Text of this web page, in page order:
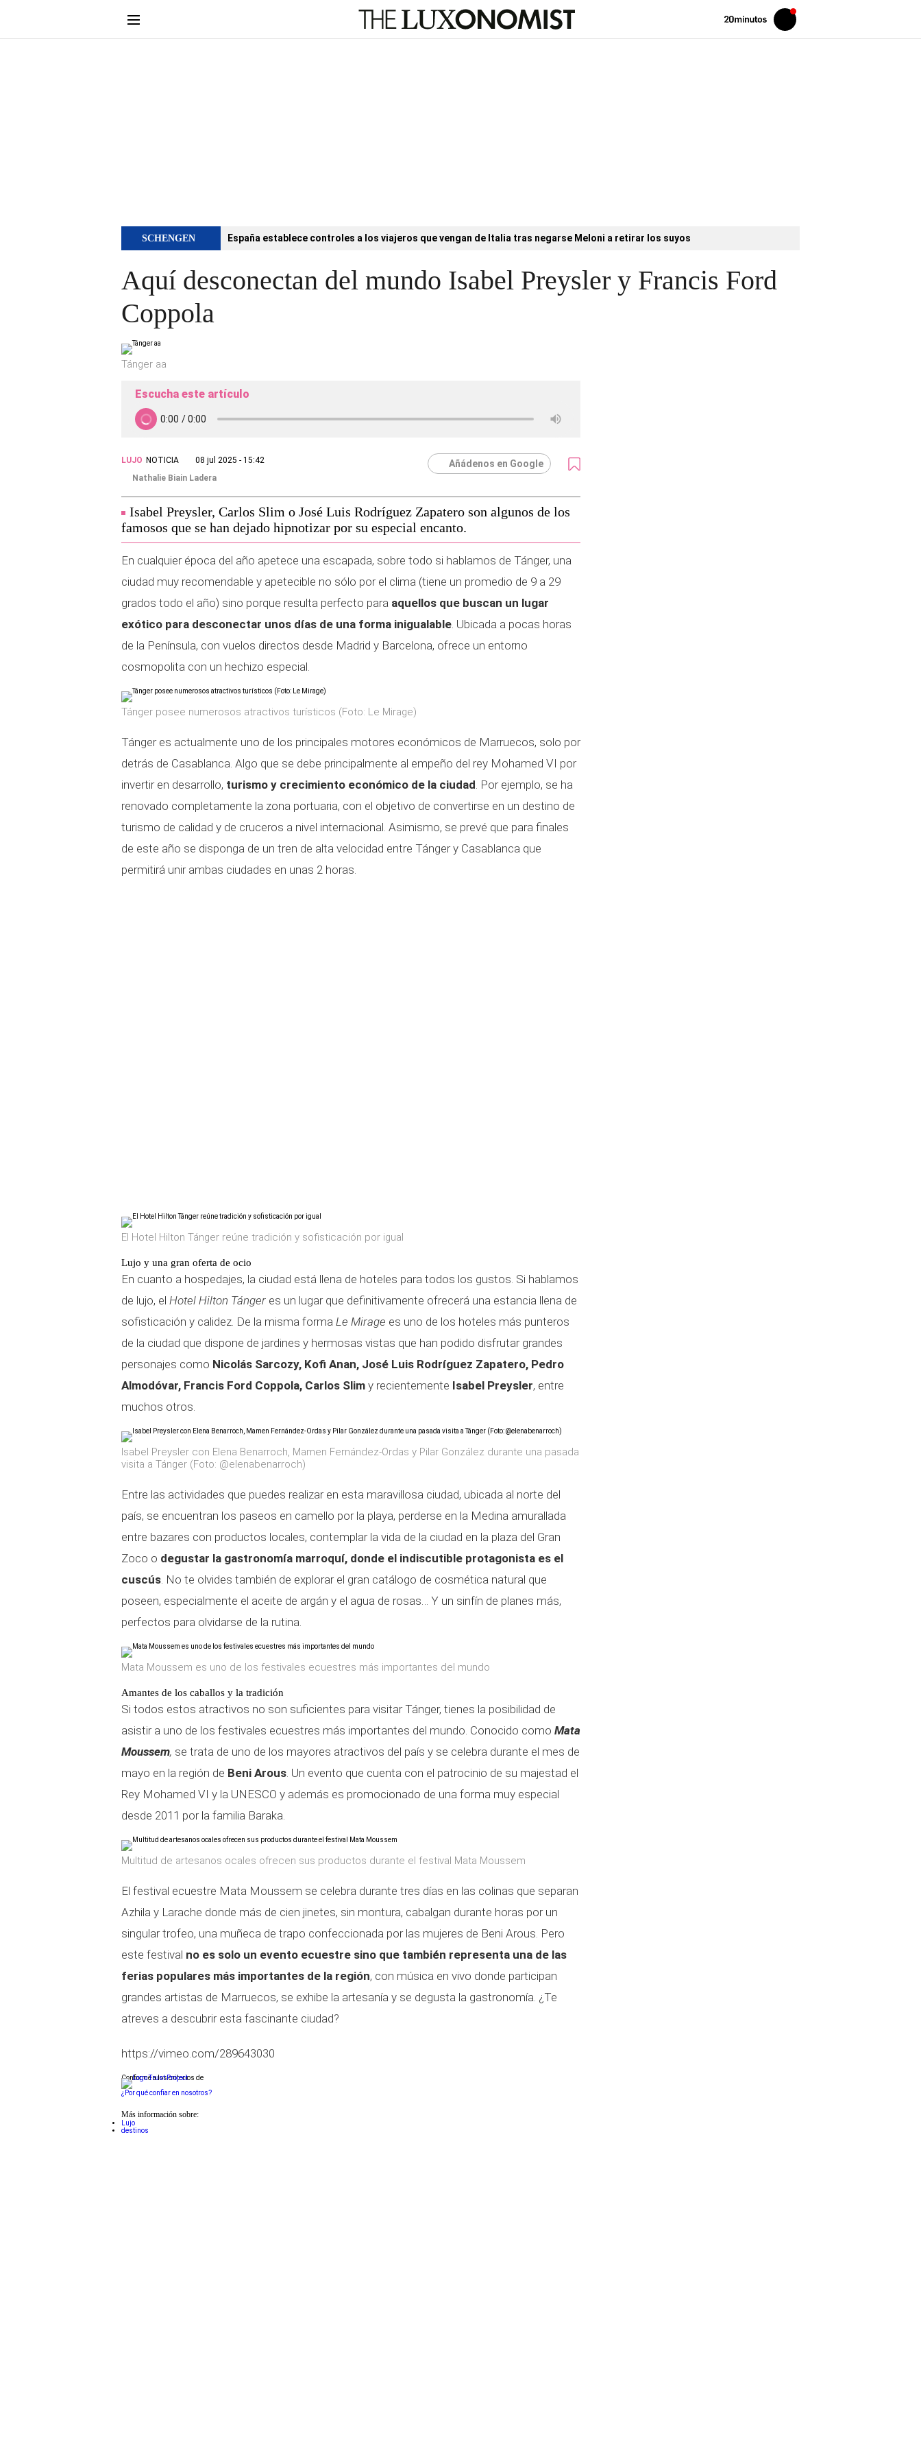
Volver
Iniciar
sesión
SCHENGEN España establece controles a los viajeros que vengan de Italia tras negarse Meloni a retirar los suyos
Aquí desconectan del mundo Isabel Preysler y Francis Ford
Coppola
Tánger aa
Escucha este artículo
LUJO NOTICIA
08 jul 2025 - 15:42
Nathalie Biain Ladera
Añádenos en Google
Isabel Preysler, Carlos Slim o José Luis Rodríguez Zapatero son algunos de los
famosos que se han dejado hipnotizar por su especial encanto.
En cualquier época del año apetece una escapada, sobre todo si hablamos de Tánger, una
ciudad muy recomendable y apetecible no sólo por el clima (tiene un promedio de 9 a 29
grados todo el año) sino porque resulta perfecto para aquellos que buscan un lugar
exótico para desconectar unos días de una forma inigualable. Ubicada a pocas horas
de la Península, con vuelos directos desde Madrid y Barcelona, ofrece un entorno
cosmopolita con un hechizo especial.
Tánger posee numerosos atractivos turísticos (Foto: Le Mirage)
Tánger es actualmente uno de los principales motores económicos de Marruecos, solo por
detrás de Casablanca. Algo que se debe principalmente al empeño del rey Mohamed VI por
invertir en desarrollo, turismo y crecimiento económico de la ciudad. Por ejemplo, se ha
renovado completamente la zona portuaria, con el objetivo de convertirse en un destino de
turismo de calidad y de cruceros a nivel internacional. Asimismo, se prevé que para finales
de este año se disponga de un tren de alta velocidad entre Tánger y Casablanca que
permitirá unir ambas ciudades en unas 2 horas.
El Hotel Hilton Tánger reúne tradición y sofisticación por igual
Lujo y una gran oferta de ocio
En cuanto a hospedajes, la ciudad está llena de hoteles para todos los gustos. Si hablamos
de lujo, el Hotel Hilton Tánger es un lugar que definitivamente ofrecerá una estancia llena de
sofisticación y calidez. De la misma forma Le Mirage es uno de los hoteles más punteros
de la ciudad que dispone de jardines y hermosas vistas que han podido disfrutar grandes
personajes como Nicolás Sarcozy, Kofi Anan, José Luis Rodríguez Zapatero, Pedro
Almodóvar, Francis Ford Coppola, Carlos Slim y recientemente Isabel Preysler, entre
muchos otros.
Isabel Preysler con Elena Benarroch, Mamen Fernández-Ordas y Pilar González durante una pasada
visita a Tánger (Foto: @elenabenarroch)
Entre las actividades que puedes realizar en esta maravillosa ciudad, ubicada al norte del
país, se encuentran los paseos en camello por la playa, perderse en la Medina amurallada
entre bazares con productos locales, contemplar la vida de la ciudad en la plaza del Gran
Zoco o degustar la gastronomía marroquí, donde el indiscutible protagonista es el
cuscús. No te olvides también de explorar el gran catálogo de cosmética natural que
poseen, especialmente el aceite de argán y el agua de rosas… Y un sinfín de planes más,
perfectos para olvidarse de la rutina.
Mata Moussem es uno de los festivales ecuestres más importantes del mundo
Amantes de los caballos y la tradición
Si todos estos atractivos no son suficientes para visitar Tánger, tienes la posibilidad de
asistir a uno de los festivales ecuestres más importantes del mundo. Conocido como Mata
Moussem, se trata de uno de los mayores atractivos del país y se celebra durante el mes de
mayo en la región de Beni Arous. Un evento que cuenta con el patrocinio de su majestad el
Rey Mohamed VI y la UNESCO y además es promocionado de una forma muy especial
desde 2011 por la familia Baraka.
Multitud de artesanos ocales ofrecen sus productos durante el festival Mata Moussem
El festival ecuestre Mata Moussem se celebra durante tres días en las colinas que separan
Azhila y Larache donde más de cien jinetes, sin montura, cabalgan durante horas por un
singular trofeo, una muñeca de trapo confeccionada por las mujeres de Beni Arous. Pero
este festival no es solo un evento ecuestre sino que también representa una de las
ferias populares más importantes de la región, con música en vivo donde participan
grandes artistas de Marruecos, se exhibe la artesanía y se degusta la gastronomía. ¿Te
atreves a descubrir esta fascinante ciudad?
https://vimeo.com/289643030
Conforme a los criterios de
¿Por qué confiar en nosotros?
Más información sobre:
Lujo
destinos